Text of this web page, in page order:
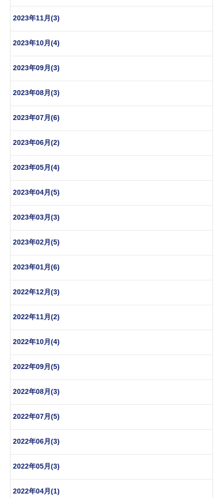
2023年11月(3)
2023年10月(4)
2023年09月(3)
2023年08月(3)
2023年07月(6)
2023年06月(2)
2023年05月(4)
2023年04月(5)
2023年03月(3)
2023年02月(5)
2023年01月(6)
2022年12月(3)
2022年11月(2)
2022年10月(4)
2022年09月(5)
2022年08月(3)
2022年07月(5)
2022年06月(3)
2022年05月(3)
2022年04月(1)